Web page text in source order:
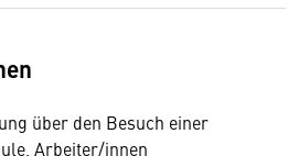
über den Besuch einer
Arbeiter/innen